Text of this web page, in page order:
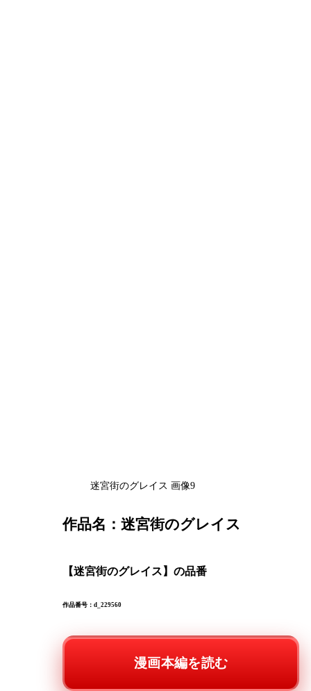
迷宮街のグレイス 画像9
作品名：迷宮街のグレイス
【迷宮街のグレイス】の品番
作品番号：d_229560
漫画本編を読む